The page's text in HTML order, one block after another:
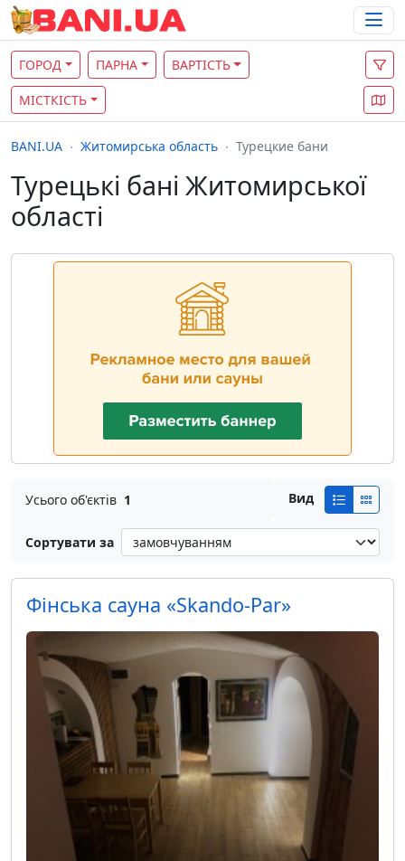
ГОРОД ПАРНА ВАРТІСТЬ
МІСТКІСТЬ
BANI.UA Житомирська область Турецкие бани
Турецькі бані Житомирської
області
Усього об'єктів 1 Вид
Сортувати за
Фінська сауна «Skando-Par»